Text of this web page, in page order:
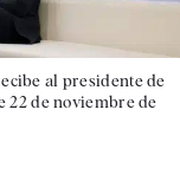
al presidente de
22 de noviembre de